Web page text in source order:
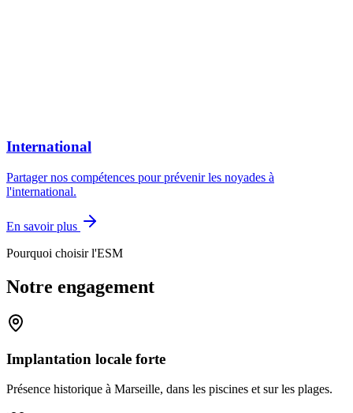
International
Pourquoi choisir l'ESM
Notre engagement
Implantation locale forte
Présence historique à Marseille, dans les piscines et sur les plages.